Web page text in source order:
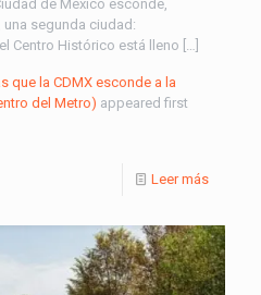
de México esconde,
una segunda ciudad:
Centro Histórico está lleno […]
que la CDMX esconde a la
del Metro) appeared first
Leer más